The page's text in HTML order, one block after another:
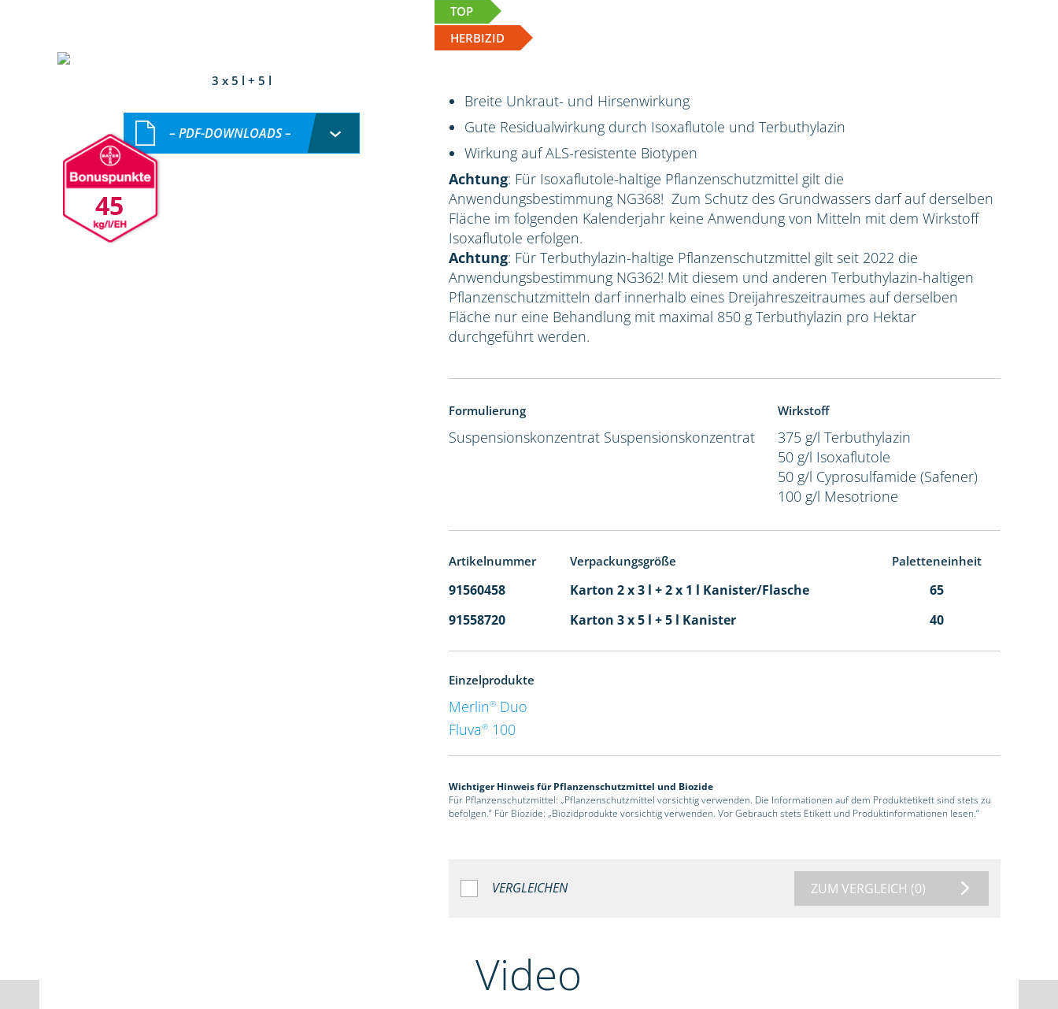
TOP
HERBIZID
3 x 5 l + 5 l
45
– PDF-DOWNLOADS –
Breite Unkraut- und Hirsenwirkung
Gute Residualwirkung durch Isoxaflutole und Terbuthylazin
Wirkung auf ALS-resistente Biotypen
Achtung: Für Isoxaflutole-haltige Pflanzenschutzmittel gilt die
Anwendungsbestimmung NG368! Zum Schutz des Grundwassers darf auf derselben
Fläche im folgenden Kalenderjahr keine Anwendung von Mitteln mit dem Wirkstoff
Isoxaflutole erfolgen.
Achtung: Für Terbuthylazin-haltige Pflanzenschutzmittel gilt seit 2022 die
Anwendungsbestimmung NG362! Mit diesem und anderen Terbuthylazin-haltigen
Pflanzenschutzmitteln darf innerhalb eines Dreijahreszeitraumes auf derselben
Fläche nur eine Behandlung mit maximal 850 g Terbuthylazin pro Hektar
durchgeführt werden.
Formulierung
Suspensionskonzentrat Suspensionskonzentrat
Wirkstoff
375 g/l Terbuthylazin
50 g/l Isoxaflutole
50 g/l Cyprosulfamide (Safener)
100 g/l Mesotrione
Artikelnummer Verpackungsgröße Paletteneinheit
91560458 Karton 2 x 3 l + 2 x 1 l Kanister/Flasche
65
91558720
Karton 3 x 5 l + 5 l Kanister 40
Einzelprodukte
Merlin® Duo
Fluva® 100
Wichtiger Hinweis für Pflanzenschutzmittel und Biozide
Für Pflanzenschutzmittel: „Pflanzenschutzmittel vorsichtig verwenden. Die Informationen auf dem Produktetikett sind stets zu
befolgen.“ Für Biozide: „Biozidprodukte vorsichtig verwenden. Vor Gebrauch stets Etikett und Produktinformationen lesen.“
VERGLEICHEN ZUM VERGLEICH (0)
Video